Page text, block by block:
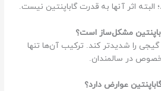
اثر آنها به قدرت گاباپنتین نیست.
مشکل‌ساز است؟
را شدیدتر کند. ترکیب آن‌ها تنها
در سالمندان.
عوارض دارد؟